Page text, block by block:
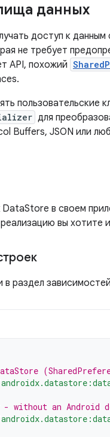
данных
доступ к
не требует
API, похожий
пользовательские
для
Buffers, JSON или
в своем
вы хотите
раздел
an Android